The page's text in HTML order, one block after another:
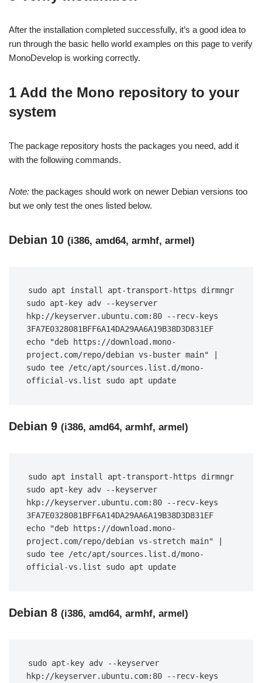
After the installation completed successfully, it’s a good idea to
run through the basic hello world examples on this page to verify
MonoDevelop is working correctly.
1 Add the Mono repository to your
system
The package repository hosts the packages you need, add it
with the following commands.
Note: the packages should work on newer Debian versions too
but we only test the ones listed below.
Debian 10 (i386, amd64, armhf, armel)
sudo apt install apt-transport-https dirmngr
sudo apt-key adv --keyserver
hkp://keyserver.ubuntu.com:80 --recv-keys
3FA7E0328081BFF6A14DA29AA6A19B38D3D831EF
echo "deb https://download.mono-
project.com/repo/debian vs-buster main" |
sudo tee /etc/apt/sources.list.d/mono-
official-vs.list sudo apt update
Debian 9 (i386, amd64, armhf, armel)
sudo apt install apt-transport-https dirmngr
sudo apt-key adv --keyserver
hkp://keyserver.ubuntu.com:80 --recv-keys
3FA7E0328081BFF6A14DA29AA6A19B38D3D831EF
echo "deb https://download.mono-
project.com/repo/debian vs-stretch main" |
sudo tee /etc/apt/sources.list.d/mono-
official-vs.list sudo apt update
Debian 8 (i386, amd64, armhf, armel)
sudo apt-key adv --keyserver
hkp://keyserver.ubuntu.com:80 --recv-keys